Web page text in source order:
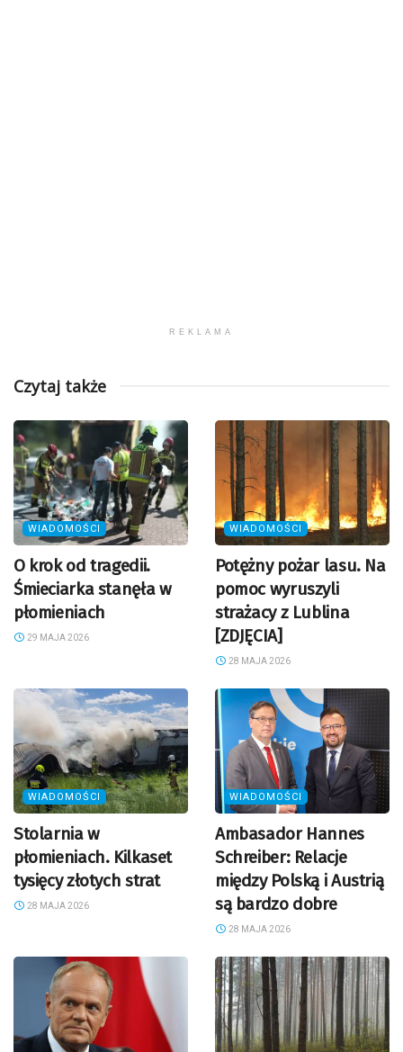
REKLAMA
Czytaj także
WIADOMOŚCI
O krok od tragedii.
Śmieciarka stanęła w
płomieniach
29 MAJA 2026
WIADOMOŚCI
Potężny pożar lasu. Na
pomoc wyruszyli
strażacy z Lublina
[ZDJĘCIA]
28 MAJA 2026
WIADOMOŚCI
Stolarnia w
płomieniach. Kilkaset
tysięcy złotych strat
28 MAJA 2026
WIADOMOŚCI
Ambasador Hannes
Schreiber: Relacje
między Polską i Austrią
są bardzo dobre
28 MAJA 2026